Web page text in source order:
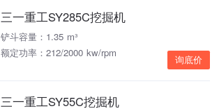
三一重工SY285C挖掘机
铲斗容量：1.35 m³
额定功率：212/2000 kw/rpm
询底价
三一重工SY55C挖掘机